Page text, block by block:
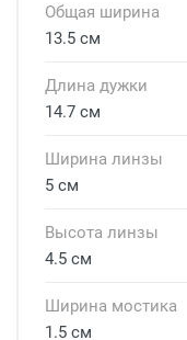
Общая ширина
13.5 см
Длина дужки
14.7 см
Ширина линзы
5 см
Высота линзы
4.5 см
Ширина мостика
1.5 см